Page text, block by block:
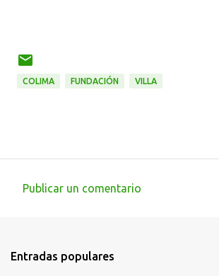
COLIMA FUNDACIÓN VILLA
e
Publicar un comentario
Entradas populares